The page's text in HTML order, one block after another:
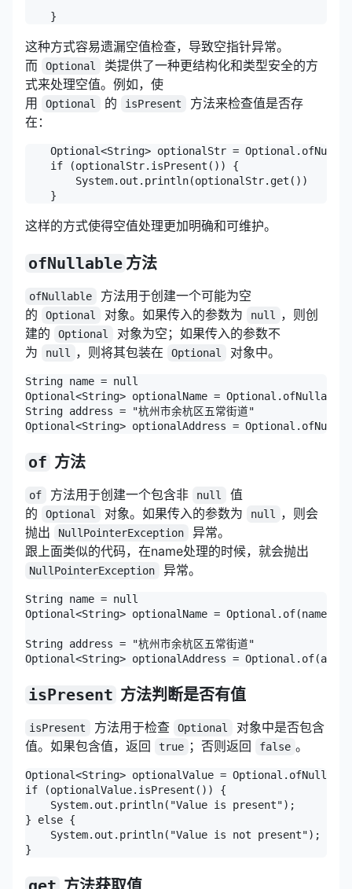
    }
这种方式容易遗漏空值检查，导致空指针异常。
而
Optional
类提供了一种更结构化和类型安全的方
式来处理空值。例如，使
用
Optional 的 isPresent
方法来检查值是否存
在：
Optional<String> optionalStr =
    if (optionalStr.isPresent()) {
        System.out.println(optionalStr.get())
    }
这样的方式使得空值处理更加明确和可维护。
ofNullable 方法
ofNullable
方法用于创建一个可能为空
的
Optional 对象。如果传入的参数为 null
，则创
建的
Optional
对象为空；如果传入的参数不
为
null ，则将其包装在 Optional 对象中。
String name = null
Optional<String> optionalName =
String address = "杭州市余杭区五常街道"
Optional<String> optionalAddress =
of 方法
of 方法用于创建一个包含非 null
值
的
Optional 对象。如果传入的参数为 null
，则会
抛出
NullPointerException
异常。
跟上面类似的代码，在name处理的时候，就会抛出
NullPointerException 异常。
String name = null
Optional<String> optionalName = Optional.of(name)
String address = "杭州市余杭区五常街道"
Optional<String> optionalAddress =
isPresent 方法判断是否有值
isPresent 方法用于检查 Optional
对象中是否包含
值。如果包含值，返回
true ；否则返回 false 。
Optional<String> optionalValue =
if (optionalValue.isPresent()) {
    System.out.println("Value is present");
} else {
    System.out.println("Value is not present");
}